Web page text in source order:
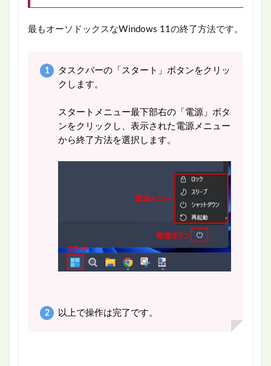
最もオーソドックスなWindows 11の終了方法です。
タスクバーの「スタート」ボタンをクリッ
クします。
スタートメニュー最下部右の「電源」ボタ
ンをクリックし、表示された電源メニュー
から終了方法を選択します。
以上で操作は完了です。